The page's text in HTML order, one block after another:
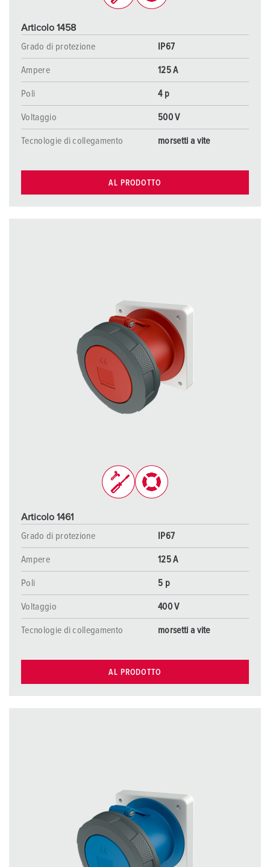
Articolo 1458
Grado di protezione
IP67
Ampere 125 A
Poli 4 p
Voltaggio 500 V
Tecnologie di collegamento morsetti a vite
AL PRODOTTO
Articolo 1461
Grado di protezione
IP67
Ampere 125 A
Poli 5 p
Voltaggio 400 V
Tecnologie di collegamento morsetti a vite
AL PRODOTTO